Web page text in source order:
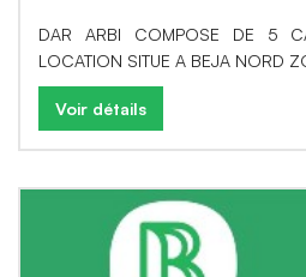
DAR ARBI COMPOSE DE 5
LOCATION SITUE A BEJA NORD
Voir détails